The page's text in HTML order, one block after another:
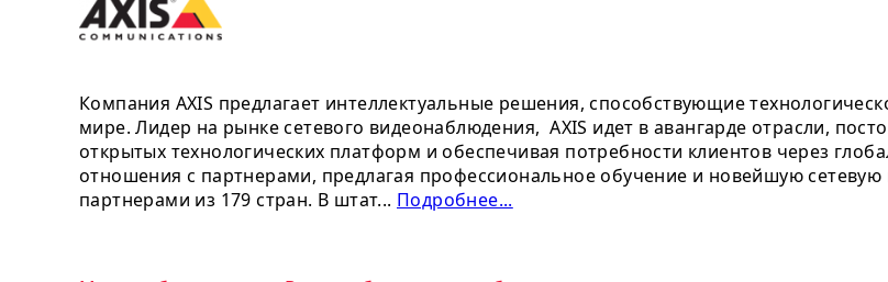
Компания AXIS предлагает интеллектуальные решения, способствующие
мире. Лидер на рынке сетевого видеонаблюдения, AXIS идет в авангарде отрасли,
открытых технологических платформ и обеспечивая потребности клиентов через
отношения с партнерами, предлагая профессиональное обучение и новейшую
партнерами из 179 стран. В штат... Подробнее...